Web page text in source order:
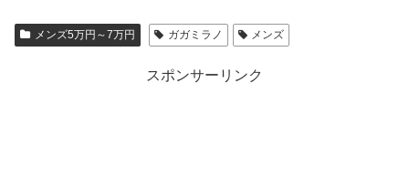
メンズ5万円～7万円 ガガミラノ メンズ
スポンサーリンク